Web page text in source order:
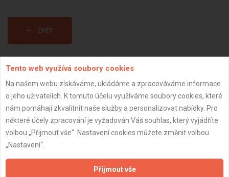
ZPĚT
Aktualizováno z portálu ARES dne 11.09.2024 06:33:26
Důležité informace
Zpracování a ochrana osobních údajů
Zásady pro používání souborů cookie
Tento web využívá soubory cookies
Na našem webu získáváme, ukládáme a zpracováváme informace
o jeho uživatelích. K tomuto účelu využíváme soubory cookies, které
nám pomáhají zkvalitnit naše služby a personalizovat nabídky. Pro
některé účely zpracování je vyžadován Váš souhlas, který vyjádříte
volbou „Přijmout vše“. Nastavení cookies můžete změnit volbou
„Nastavení“.
Přijmout vše